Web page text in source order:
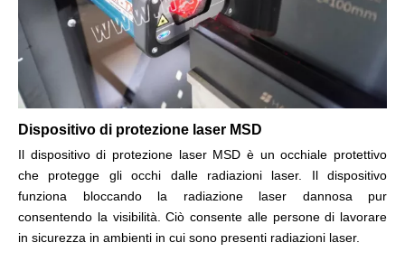
Dispositivo di protezione laser MSD
Il dispositivo di protezione laser MSD è un occhiale protettivo
che protegge gli occhi dalle radiazioni laser. Il dispositivo
funziona bloccando la radiazione laser dannosa pur
consentendo la visibilità. Ciò consente alle persone di lavorare
in sicurezza in ambienti in cui sono presenti radiazioni laser.